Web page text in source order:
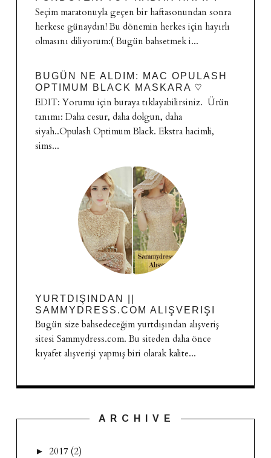
Seçim maratonuyla geçen bir haftasonundan sonra
herkese günaydın! Bu dönemin herkes için hayırlı
olmasını diliyorum:( Bugün bahsetmek i...
BUGÜN NE ALDIM: MAC OPULASH
OPTIMUM BLACK MASKARA ♡
EDIT: Yorumu için buraya tıklayabilirsiniz. Ürün
tanımı: Daha cesur, daha dolgun, daha
siyah..Opulash Optimum Black. Ekstra hacimli,
sims...
YURTDIŞINDAN ||
SAMMYDRESS.COM ALIŞVERIŞI
Bugün size bahsedeceğim yurtdışından alışveriş
sitesi Sammydress.com. Bu siteden daha önce
kıyafet alışverişi yapmış biri olarak kalite...
A R C H I V E
► 2017 (2)